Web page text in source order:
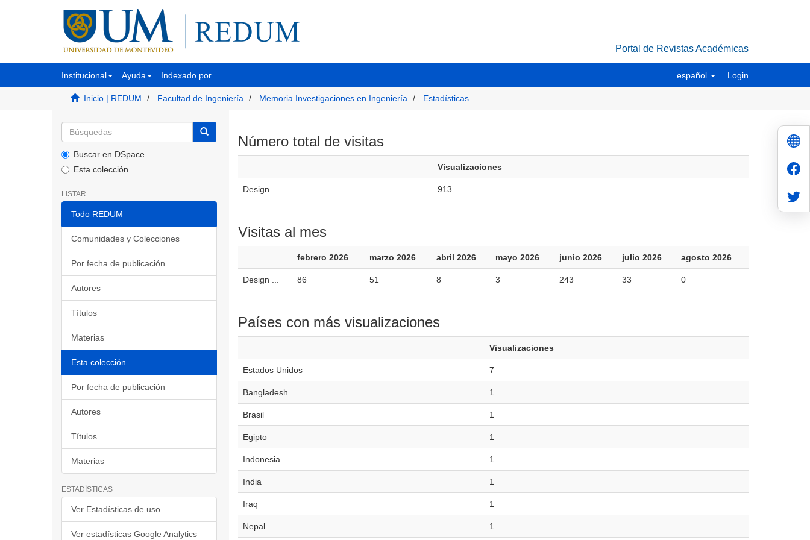
Portal de Revistas Académicas
Institucional Ayuda Indexado por español Login
Inicio | REDUM Facultad de Ingeniería Memoria Investigaciones en Ingeniería Estadísticas
Buscar en DSpace
Esta colección
LISTAR
Todo REDUM
Comunidades y Colecciones
Por fecha de publicación
Autores
Títulos
Materias
Esta colección
Por fecha de publicación
Autores
Títulos
Materias
ESTADÍSTICAS
Ver Estadísticas de uso
Ver estadísticas Google Analytics
Número total de visitas
Visualizaciones
Design ... 913
Visitas al mes
febrero 2026 marzo 2026 abril 2026 mayo 2026 junio 2026 julio 2026 agosto 2026
Design ... 86 51 8 3 243 33 0
Países con más visualizaciones
Visualizaciones
Estados Unidos 7
Bangladesh 1
Brasil 1
Egipto 1
Indonesia 1
India 1
Iraq 1
Nepal 1